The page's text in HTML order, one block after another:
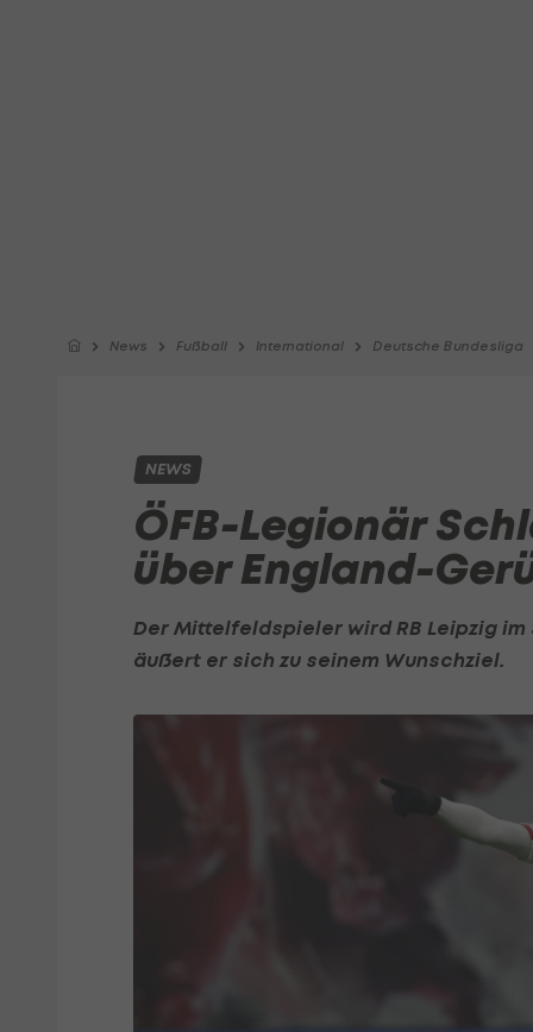
News Fußball International Deutsche Bundesliga
NEWS
ÖFB-Legionär
über England-
Der Mittelfeldspieler wirdRB Leipzig im
äußert er sich zu seinem Wunschziel.